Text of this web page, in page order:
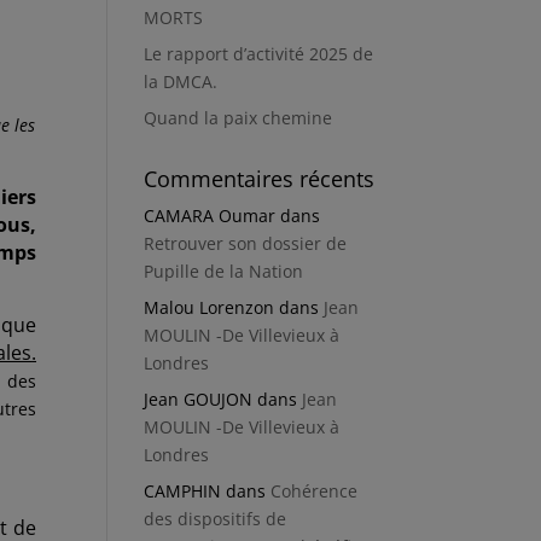
les
.
des
de
MORTS
Le rapport d’activité 2025 de
la DMCA.
Quand la paix chemine
Commentaires récents
CAMARA Oumar dans
Retrouver son dossier de
Pupille de la Nation
Malou Lorenzon dans Jean
MOULIN -De Villevieux à
Londres
Jean GOUJON dans Jean
MOULIN -De Villevieux à
Londres
CAMPHIN dans Cohérence
des dispositifs de